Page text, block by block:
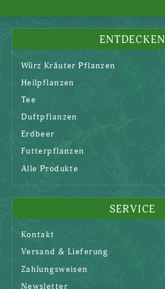
ENTDECKEN
Würz Kräuter Pflanzen
Heilpflanzen
Tee
Duftpflanzen
Erdbeer
Futterpflanzen
Alle Produkte
SERVICE
Kontakt
Versand & Lieferung
Zahlungsweisen
Newsletter